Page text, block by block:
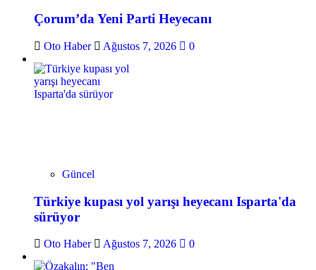
Çorum’da Yeni Parti Heyecanı
Oto Haber Ağustos 7, 2026 0
Güncel
Türkiye kupası yol yarışı heyecanı Isparta'da
sürüyor
Oto Haber Ağustos 7, 2026 0